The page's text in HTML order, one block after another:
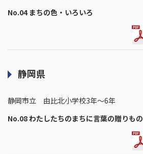
No.04 まちの色・いろいろ
静岡県
静岡市立 由比北小学校3年～6年
No.08 わたしたちのまちに言葉の贈りもの